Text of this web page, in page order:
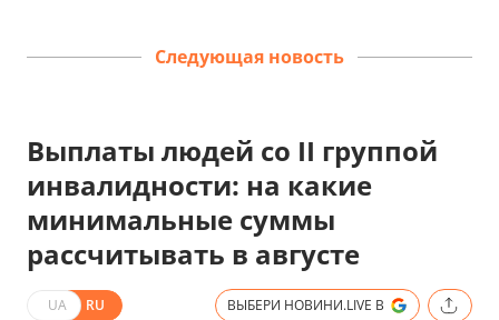
Следующая новость
Выплаты людей со II группой
инвалидности: на какие
минимальные суммы
рассчитывать в августе
UA RU ВЫБЕРИ НОВИНИ.LIVE В